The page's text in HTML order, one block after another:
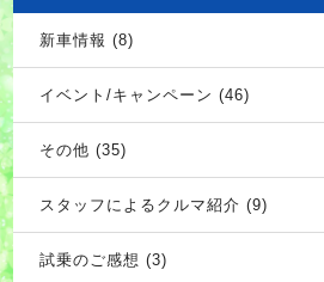
新車情報 (8)
イベント/キャンペーン (46)
その他 (35)
スタッフによるクルマ紹介 (9)
試乗のご感想 (3)